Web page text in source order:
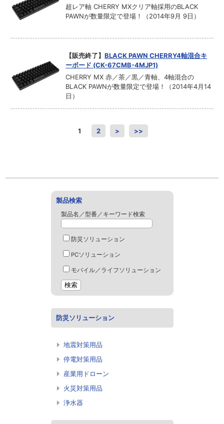
超レア軸 CHERRY MXクリア軸採用のBLACK
PAWNが数量限定で登場！（2014年9月 9日）
【販売終了】BLACK PAWN CHERRY4軸混合キ
ーボード (CK-67CMB-4MJP1)
CHERRY MX 赤／茶／黒／青軸、4軸混合の
BLACK PAWNが数量限定で登場！（2014年4月14
日）
1 2 > >>
製品検索
製品名／型番／キーワード検索
防災ソリューション
PCソリューション
モバイル／ライフソリューション
防災ソリューション
地震対策用品
停電対策用品
産業用ドローン
火災対策用品
浄水器